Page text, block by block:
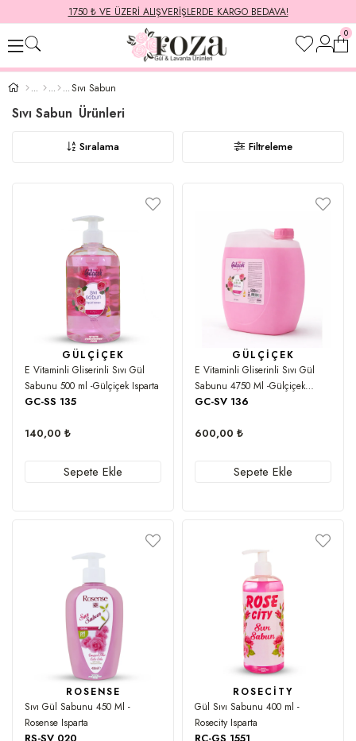
1750 ₺ VE ÜZERI ALIŞVERIŞLERDE KARGO BEDAVA!
0
Sıvı Sabun
Sıvı Sabun
Filtreleme
Sıralama
GÜLÇIÇEK
E Vitaminli Gliserinli Sıvı Gül
Sabunu 500 ml -Gülçiçek Isparta
GC-SS 135
140,00 ₺
Sepete Ekle
GÜLÇIÇEK
E Vitaminli Gliserinli Sıvı Gül
Sabunu 4750 Ml -Gülçiçek
Isparta
GC-SV 136
600,00 ₺
Sepete Ekle
ROSENSE
Sıvı Gül Sabunu 450 Ml -
Rosense Isparta
ROSECITY
Gül Sıvı Sabunu 400 ml -
Rosecity Isparta